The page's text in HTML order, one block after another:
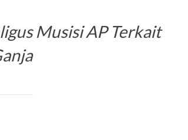
Musisi AP Terkait